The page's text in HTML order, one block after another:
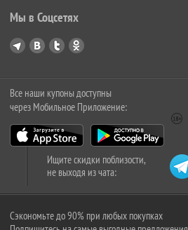
Мы в Соцсетях
Все наши купоны доступны
через Мобильное Приложение:
Ищите скидки поблизости,
не выходя из чата:
Сэкономьте до 90% при любых покупках